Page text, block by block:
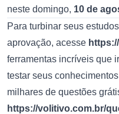
neste domingo, 10 de
Para turbinar seus
aprovação, acesse
ferramentas incríveis que
testar seus
milhares de questões
https://volitivo.com.br/